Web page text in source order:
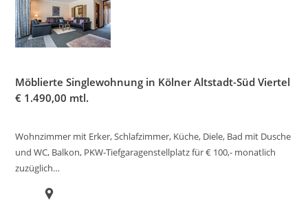
Möblierte Singlewohnung in Kölner Altstadt-Süd Viertel
€ 1.490,00 mtl.
Wohnzimmer mit Erker, Schlafzimmer, Küche, Diele, Bad mit Dusche
und WC, Balkon, PKW-Tiefgaragenstellplatz für € 100,- monatlich
zuzüglich…